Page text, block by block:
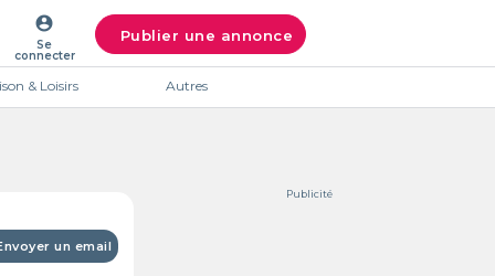
account_circle
Se
connecter
Publier une annonce
& Loisirs Autres
un email
Publicité